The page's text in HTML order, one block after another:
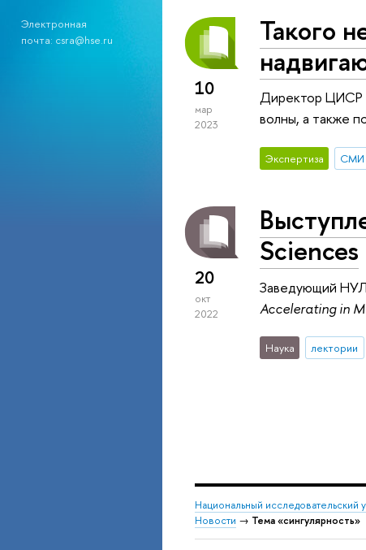
Электронная
почта: csra@hse.ru
10
мар
2023
Такого
Директор ЦИСР
волны, а также
Экспертиза СМИ
20
окт
2022
Sciences
Заведующий НУЛ
Accelerating in
Наука лектории
Национальный
Новости → Тема «сингулярность»